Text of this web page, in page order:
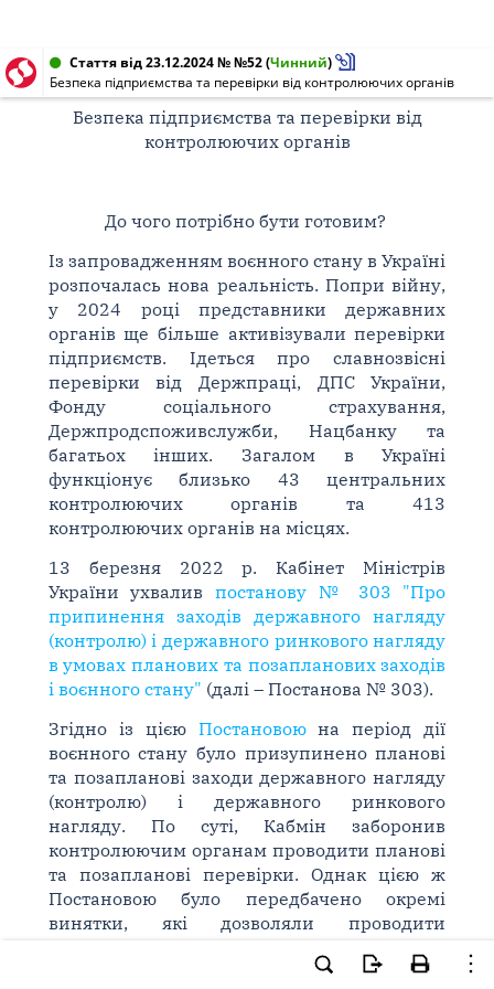
Стаття від 23.12.2024 № №52(Чинний)
Безпека підприємства та перевірки від контролюючих органів
Безпека підприємства та перевірки від
контролюючих органів
До чого потрібно бути готовим?
Із запровадженням воєнного стану в Україні
розпочалась нова реальність. Попри війну,
у 2024 році представники державних
органів ще більше активізували перевірки
підприємств. Ідеться про славнозвісні
перевірки від Держпраці, ДПС України,
Фонду соціального страхування,
Держпродспоживслужби, Нацбанку та
багатьох інших. Загалом в Україні
функціонує близько 43 центральних
контролюючих органів та 413
контролюючих органів на місцях.
13 березня 2022 р. Кабінет Міністрів
України ухваливпостанову № 303 "Про
припинення заходів державного нагляду
(контролю) і державного ринкового нагляду
в умовах планових та позапланових заходів
і воєнного стану" (далі – Постанова № 303).
Згідно із цією Постановоюна період дії
воєнного стану було призупинено планові
та позапланові заходи державного нагляду
(контролю) і державного ринкового
нагляду. По суті, Кабмін заборонив
контролюючим органам проводити планові
та позапланові перевірки. Однак цією ж
Постановою було передбачено окремі
винятки, які дозволяли проводити
неконтрольованому зростанню цін, а також